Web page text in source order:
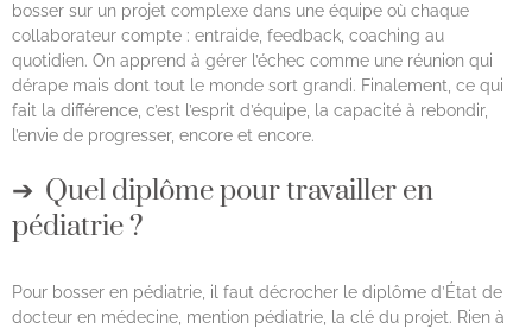
bosser sur un projet complexe dans une équipe où chaque
collaborateur compte : entraide, feedback, coaching au
quotidien. On apprend à gérer l’échec comme une réunion qui
dérape mais dont tout le monde sort grandi. Finalement, ce qui
fait la différence, c’est l’esprit d’équipe, la capacité à rebondir,
l’envie de progresser, encore et encore.
Quel diplôme pour travailler en
pédiatrie ?
Pour bosser en pédiatrie, il faut décrocher le diplôme d’État de
docteur en médecine, mention pédiatrie, la clé du projet. Rien à